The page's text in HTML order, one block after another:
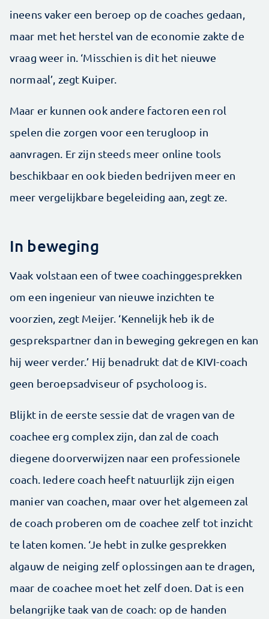
ineens vaker een beroep op de coaches gedaan,
maar met het herstel van de economie zakte de
vraag weer in. ‘Misschien is dit het nieuwe
normaal’, zegt Kuiper.
Maar er kunnen ook andere factoren een rol
spelen die zorgen voor een terugloop in
aanvragen. Er zijn steeds meer online tools
beschikbaar en ook bieden bedrijven meer en
meer vergelijkbare begeleiding aan, zegt ze.
In beweging
Vaak volstaan een of twee coachinggesprekken
om een ingenieur van nieuwe inzichten te
voorzien, zegt Meijer. ‘Kennelijk heb ik de
gesprekspartner dan in beweging gekregen en kan
hij weer verder.’ Hij benadrukt dat de KIVI-coach
geen beroepsadviseur of psycholoog is.
Blijkt in de eerste sessie dat de vragen van de
coachee erg complex zijn, dan zal de coach
diegene doorverwijzen naar een professionele
coach. Iedere coach heeft natuurlijk zijn eigen
manier van coachen, maar over het algemeen zal
de coach proberen om de coachee zelf tot inzicht
te laten komen. ‘Je hebt in zulke gesprekken
algauw de neiging zelf oplossingen aan te dragen,
maar de coachee moet het zelf doen. Dat is een
belangrijke taak van de coach: op de handen